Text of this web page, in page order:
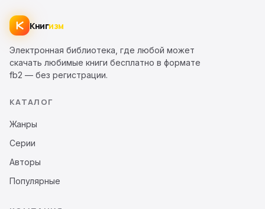
Книгизм
Электронная библиотека, где любой может
скачать любимые книги бесплатно в формате
fb2 — без регистрации.
КАТАЛОГ
Жанры
Серии
Авторы
Популярные